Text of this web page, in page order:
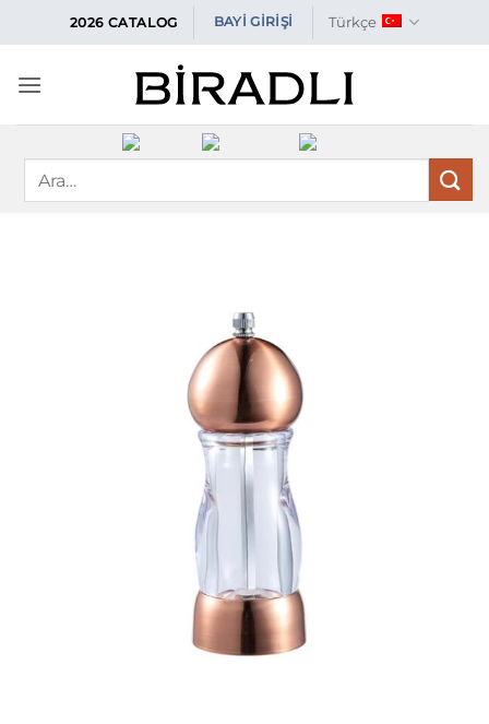
atla
2026 CATALOG BAYİ GİRİŞİ Türkçe
Ara: